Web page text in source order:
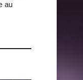
au